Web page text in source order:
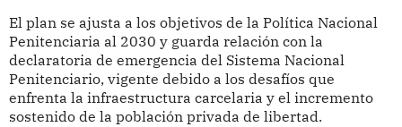
El plan se ajusta a los objetivos de la Política Nacional
Penitenciaria al 2030 y guarda relación con la
declaratoria de emergencia del Sistema Nacional
Penitenciario, vigente debido a los desafíos que
enfrenta la infraestructura carcelaria y el incremento
sostenido de la población privada de libertad.